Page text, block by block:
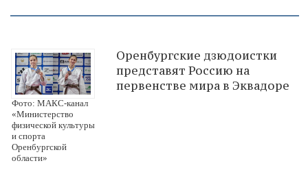
Фото: МАКС-канал
«Министерство
физической культуры
и спорта
Оренбургской
области»
Оренбургские дзюдоистки
представят Россию на
первенстве мира в Эквадоре